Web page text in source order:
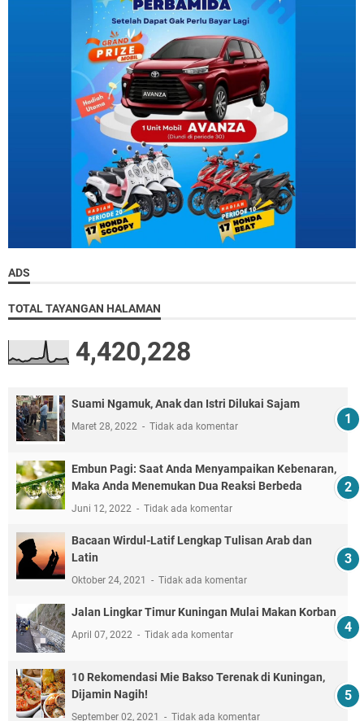
ADS
TOTAL TAYANGAN HALAMAN
4,420,228
Suami Ngamuk, Anak dan Istri Dilukai Sajam
Maret 28, 2022 Tidak ada komentar
Embun Pagi: Saat Anda Menyampaikan Kebenaran,
Maka Anda Menemukan Dua Reaksi Berbeda
Juni 12, 2022 Tidak ada komentar
Bacaan Wirdul-Latif Lengkap Tulisan Arab dan
Latin
Oktober 24, 2021 Tidak ada komentar
Jalan Lingkar Timur Kuningan Mulai Makan Korban
April 07, 2022 Tidak ada komentar
10 Rekomendasi Mie Bakso Terenak di Kuningan,
Dijamin Nagih!
September 02, 2021 Tidak ada komentar